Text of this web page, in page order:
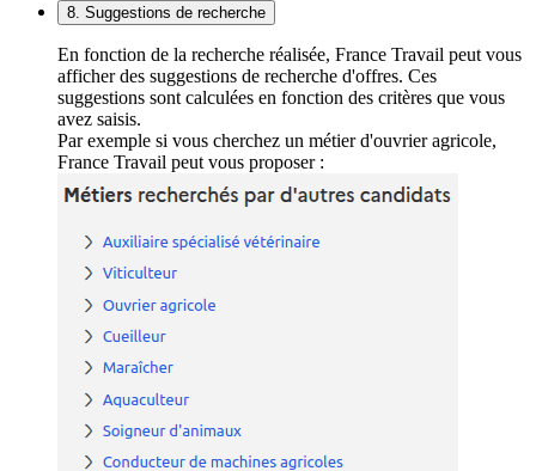
8. Suggestions de recherche
En fonction de la recherche réalisée, France Travail peut vous
afficher des suggestions de recherche d'offres. Ces
suggestions sont calculées en fonction des critères que vous
avez saisis.
Par exemple si vous cherchez un métier d'ouvrier agricole,
France Travail peut vous proposer :